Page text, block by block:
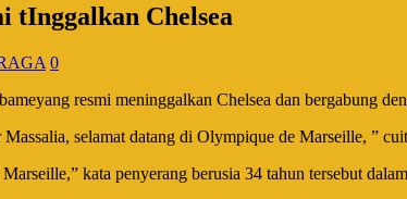
tInggalkan Chelsea
0
resmi meninggalkan Chelsea dan bergabung
selamat datang di Olympique de Marseille, ”
kata penyerang berusia 34 tahun tersebut